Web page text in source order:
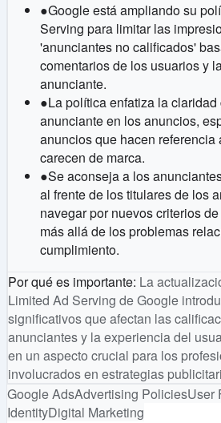
●Google está ampliando su
Serving para limitar las
'anunciantes no calificados'
comentarios de los usuarios y
anunciante.
●La política enfatiza la
anunciante en los anuncios,
anuncios que hacen referencia
carecen de marca.
●Se aconseja a los
al frente de los titulares de los
navegar por nuevos criterios
más allá de los problemas
cumplimiento.
Por qué es importante: La
Limited Ad Serving de Google
significativos que afectan las
anunciantes y la experiencia del
en un aspecto crucial para los
involucrados en estrategias
Google AdsAdvertising PoliciesUser
IdentityDigital Marketing